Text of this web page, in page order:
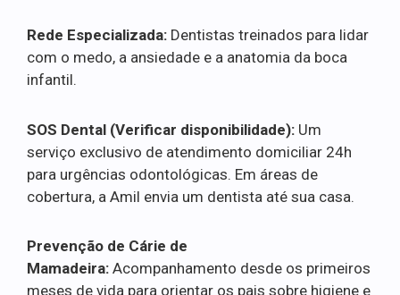
Rede Especializada: Dentistas treinados para lidar
com o medo, a ansiedade e a anatomia da boca
infantil.
SOS Dental (Verificar disponibilidade): Um
serviço exclusivo de atendimento domiciliar 24h
para urgências odontológicas. Em áreas de
cobertura, a Amil envia um dentista até sua casa.
Prevenção de Cárie de
Mamadeira: Acompanhamento desde os primeiros
meses de vida para orientar os pais sobre higiene e